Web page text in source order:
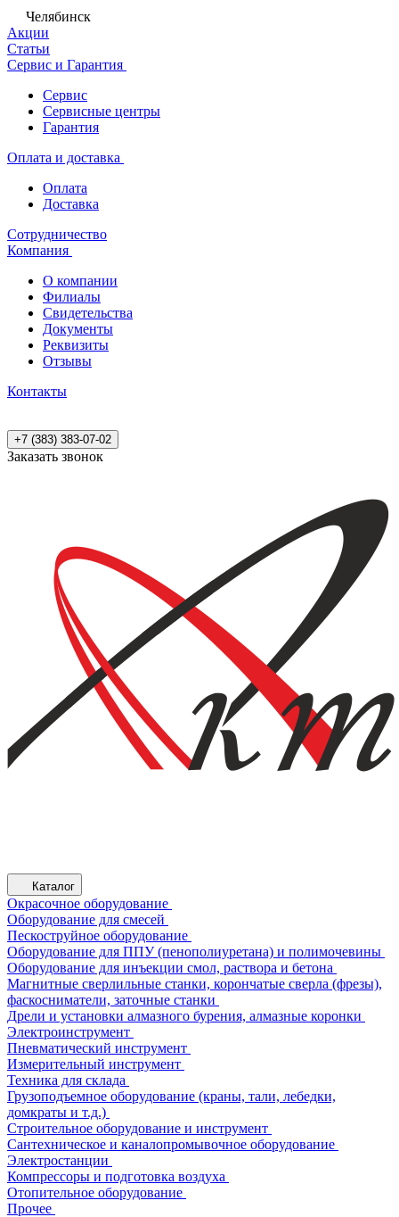
Челябинск
Акции
Статьи
Сервис и Гарантия
Сервис
Сервисные центры
Гарантия
Оплата и доставка
Оплата
Доставка
Сотрудничество
Компания
О компании
Филиалы
Свидетельства
Документы
Реквизиты
Отзывы
Контакты
+7 (383) 383-07-02
Заказать звонок
Каталог
Окрасочное оборудование
Оборудование для смесей
Пескоструйное оборудование
Оборудование для ППУ (пенополиуретана) и полимочевины
Оборудование для инъекции смол, раствора и бетона
Магнитные сверлильные станки, корончатые сверла (фрезы),
фаскосниматели, заточные станки
Дрели и установки алмазного бурения, алмазные коронки
Электроинструмент
Пневматический инструмент
Измерительный инструмент
Техника для склада
Грузоподъемное оборудование (краны, тали, лебедки,
домкраты и т.д.)
Строительное оборудование и инструмент
Сантехническое и каналопромывочное оборудование
Электростанции
Компрессоры и подготовка воздуха
Отопительное оборудование
Прочее